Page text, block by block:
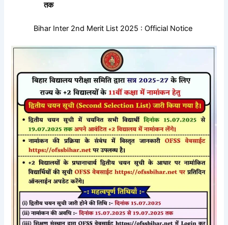
तक
Bihar Inter 2nd Merit List 2025 : Official Notice